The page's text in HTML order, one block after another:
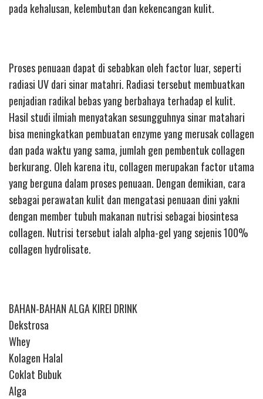
pada kehalusan, kelembutan dan kekencangan kulit.
Proses penuaan dapat di sebabkan oleh factor luar, seperti
radiasi UV dari sinar matahri. Radiasi tersebut membuatkan
penjadian radikal bebas yang berbahaya terhadap el kulit.
Hasil studi ilmiah menyatakan sesungguhnya sinar matahari
bisa meningkatkan pembuatan enzyme yang merusak collagen
dan pada waktu yang sama, jumlah gen pembentuk collagen
berkurang. Oleh karena itu, collagen merupakan factor utama
yang berguna dalam proses penuaan. Dengan demikian, cara
sebagai perawatan kulit dan mengatasi penuaan dini yakni
dengan member tubuh makanan nutrisi sebagai biosintesa
collagen. Nutrisi tersebut ialah alpha-gel yang sejenis 100%
collagen hydrolisate.
BAHAN-BAHAN ALGA KIREI DRINK
Dekstrosa
Whey
Kolagen Halal
Coklat Bubuk
Alga